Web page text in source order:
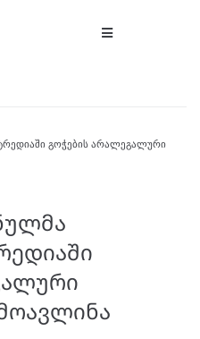
გოჭების არალეგალური